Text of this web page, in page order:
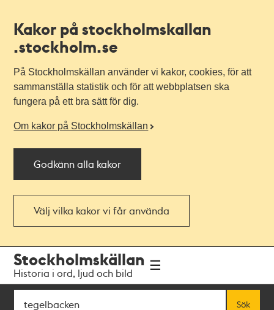
Kakor på stockholmskallan
.stockholm.se
På Stockholmskällan använder vi kakor, cookies, för att
sammanställa statistik och för att webbplatsen ska
fungera på ett bra sätt för dig.
Om kakor på Stockholmskällan
Godkänn alla kakor
Välj vilka kakor vi får använda
navigationen
huvudinnehållet
Stockholmskällan
Historia i ord, ljud och bild
Sök
Sök